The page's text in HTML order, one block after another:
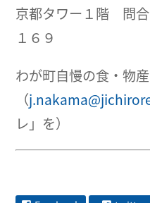
京都タワー１階 問
１６９
わが町自慢の食・物
（
レ」を）